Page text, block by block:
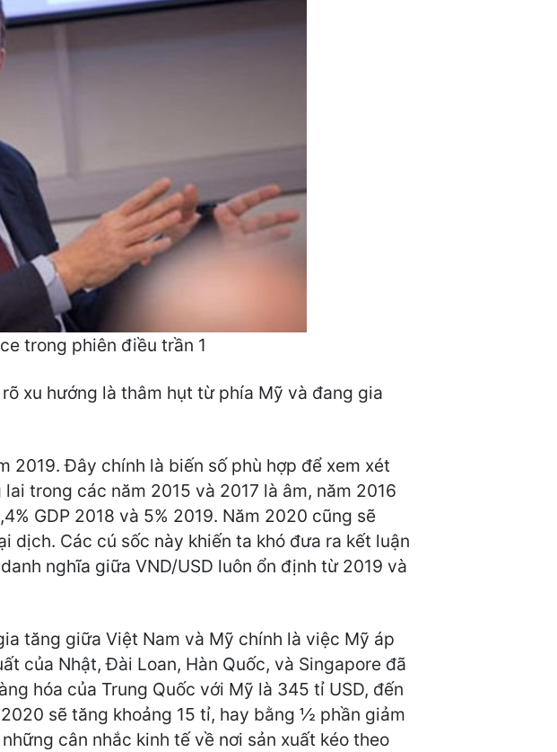
trong phiên điều trần 1
xu hướng là thâm hụt từ phía Mỹ và đang gia
2019. Đây chính là biến số phù hợp để xem xét
trong các năm 2015 và 2017 là âm, năm 2016
GDP 2018 và 5% 2019. Năm 2020 cũng sẽ
dịch. Các cú sốc này khiến ta khó đưa ra kết luận
nghĩa giữa VND/USD luôn ổn định từ 2019 và
tăng giữa Việt Nam và Mỹ chính là việc Mỹ áp
của Nhật, Đài Loan, Hàn Quốc, và Singapore đã
hóa của Trung Quốc với Mỹ là 345 tỉ USD, đến
sẽ tăng khoảng 15 tỉ, hay bằng ½ phần giảm
cân nhắc kinh tế về nơi sản xuất kéo theo